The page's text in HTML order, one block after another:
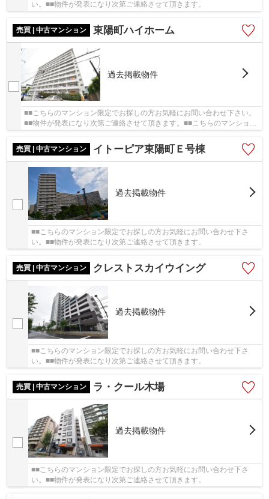
い。■■物件が発表になり次第ご連絡させて頂きます。
売買 | 中古マンション 東陽町ハイホーム
過去掲載物件
■■こちらのマンション限定でお探しの方お気軽にお問い合わせ下さい。
■■物件が発表になり次第ご連絡させて頂きます。■■こちらのマンション
売買 | 中古マンション
イトーピア東陽町Ｅ号棟
過去掲載物件
■■こちらのマンション限定でお探しの方お気軽にお問い合わせ下さ
い。■■物件が発表になり次第ご連絡させて頂きます。
売買 | 中古マンション クレストスカイウイング
過去掲載物件
■■こちらのマンション限定でお探しの方お気軽にお問い合わせ下さ
い。■■物件が発表になり次第ご連絡させて頂きます。
売買 | 中古マンション ラ・クール木場
過去掲載物件
■■こちらのマンション限定でお探しの方お気軽にお問い合わせ下さ
い。■■物件が発表になり次第ご連絡させて頂きます。